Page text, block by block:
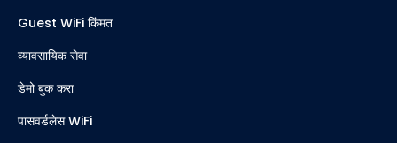
Guest WiFi किंमत
व्यावसायिक सेवा
डेमो बुक करा
पासवर्डलेस WiFi